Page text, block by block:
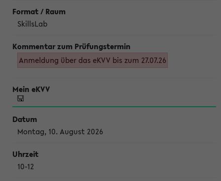
SkillsLab
Anmeldung über das eKVV bis zum 27.07.26
Montag, 10. August 2026
10-12